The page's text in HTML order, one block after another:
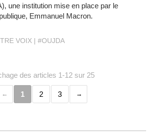
une institution mise en place par le
Emmanuel Macron.
VOIX #OUJDA
des articles 1-12 sur 25
1 2 3